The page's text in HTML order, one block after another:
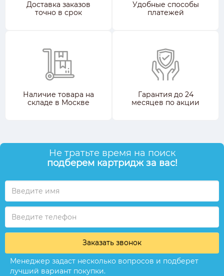
Доставка заказов
точно в срок
Удобные способы
платежей
Наличие товара на
складе в Москве
Гарантия до 24
месяцев по акции
Не тратьте время на поиск
подберем картридж за вас!
Заказать звонок
Менеджер задаст несколько вопросов и подберет
лучший вариант покупки.